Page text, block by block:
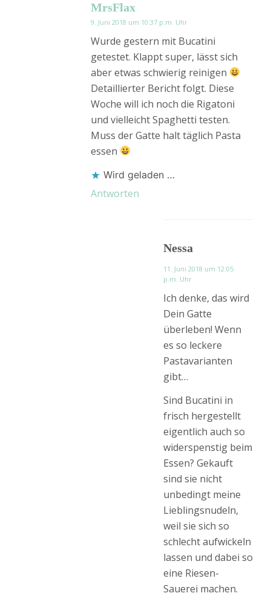
MrsFlax
9. Juni 2018 um 10:37 p.m. Uhr
Wurde gestern mit Bucatini
getestet. Klappt super, lässt sich
aber etwas schwierig reinigen
Detaillierter Bericht folgt. Diese
Woche will ich noch die Rigatoni
und vielleicht Spaghetti testen.
Muss der Gatte halt täglich Pasta
essen
Wird geladen …
Antworten
Nessa
11. Juni 2018 um 12:05
p.m. Uhr
Ich denke, das wird
Dein Gatte
überleben! Wenn
es so leckere
Pastavarianten
gibt…
Sind Bucatini in
frisch hergestellt
eigentlich auch so
widerspenstig beim
Essen? Gekauft
sind sie nicht
unbedingt meine
Lieblingsnudeln,
weil sie sich so
schlecht aufwickeln
lassen und dabei so
eine Riesen-
Sauerei machen.